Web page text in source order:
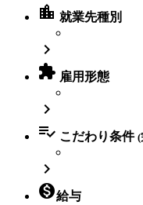
location_city 就業先種別

 雇用形態

 こだわり条件 (

給与